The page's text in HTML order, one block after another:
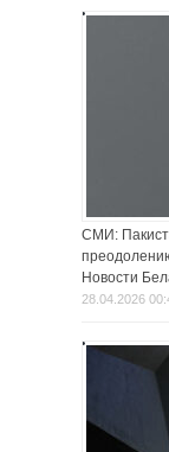
СМИ:
Новости
28.04.2026